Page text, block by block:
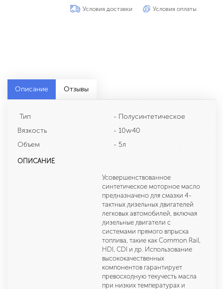
Условия доставки Условия оплаты
Описание Отзывы
Тип
Вязкость
Объем
- Полусинтетическое
- 10w40
- 5л
ОПИСАНИЕ
Усовершенствованное
синтетическое моторное масло
предназначено для смазки 4-
тактных дизельных двигателей
легковых автомобилей, включая
дизельные двигатели с
системами прямого впрыска
топлива, такие как Common Rail,
HDI, CDI и др. Использование
высококачественных
компонентов гарантирует
превосходную текучесть масла
при низких температурах и